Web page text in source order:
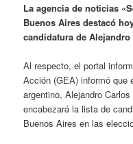
La agencia de noticias
Buenos Aires destacó
candidatura de
Al respecto, el portal
Acción (GEA) informó que
argentino, Alejandro
encabezará la lista de
Buenos Aires en las